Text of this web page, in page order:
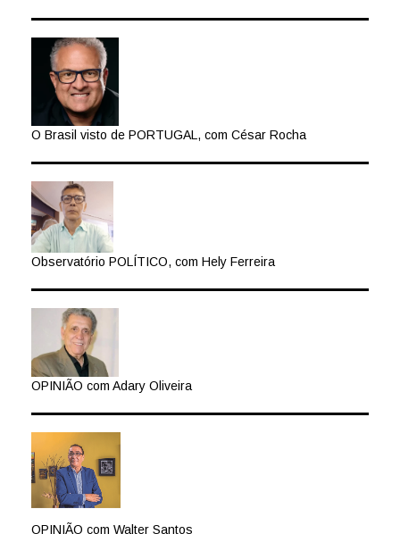
O Brasil visto de PORTUGAL, com César Rocha
Observatório POLÍTICO, com Hely Ferreira
OPINIÃO com Adary Oliveira
OPINIÃO com Walter Santos